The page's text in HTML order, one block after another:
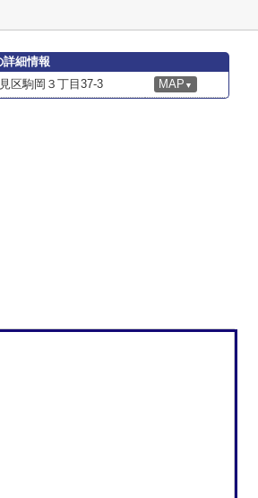
詳細情報
区駒岡３丁目37-3 MAP ▼